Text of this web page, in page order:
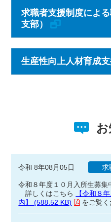
求職者支援制度によ
支部）
生産性向上人材育成
令和 8年08月05日 求
令和８年度１０月入所生募集
詳しくはこちら
【令和８
内】 (588.52 KB)
をご覧く